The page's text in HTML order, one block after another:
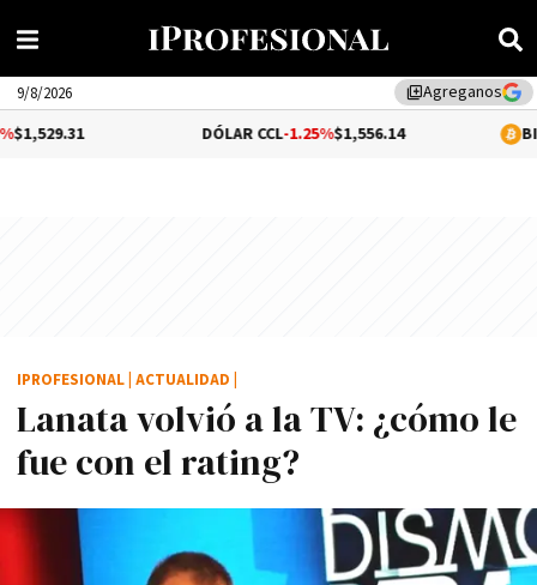
library_addAgreganos
9/8/2026
DÓLAR CCL-1.25%$1,556.14 BITCOIN
Lanata volvió a la TV: ¿cómo le
fue con el rating?
IPROFESIONAL ACTUALIDAD